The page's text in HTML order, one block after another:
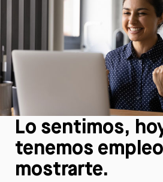
Lo sentimos,
tenemos
mostrarte.